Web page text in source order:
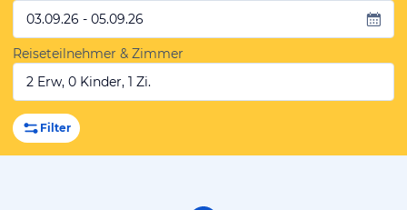
03.09.26 - 05.09.26
Reiseteilnehmer & Zimmer
2 Erw, 0 Kinder, 1 Zi.
Filter